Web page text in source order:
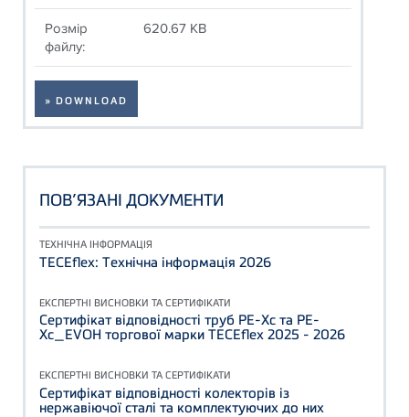
Розмір
файлу:
620.67 KB
» DOWNLOAD
ПОВ’ЯЗАНІ ДОКУМЕНТИ
ТЕХНІЧНА ІНФОРМАЦІЯ
TECEflex: Технічна інформація 2026
ЕКСПЕРТНІ ВИСНОВКИ ТА СЕРТИФІКАТИ
Сертифікат відповідності труб PE-Xc та PE-
Xc_EVOH торгової марки TECEflex 2025 - 2026
ЕКСПЕРТНІ ВИСНОВКИ ТА СЕРТИФІКАТИ
Сертифікат відповідності колекторів із
нержавіючої сталі та комплектуючих до них